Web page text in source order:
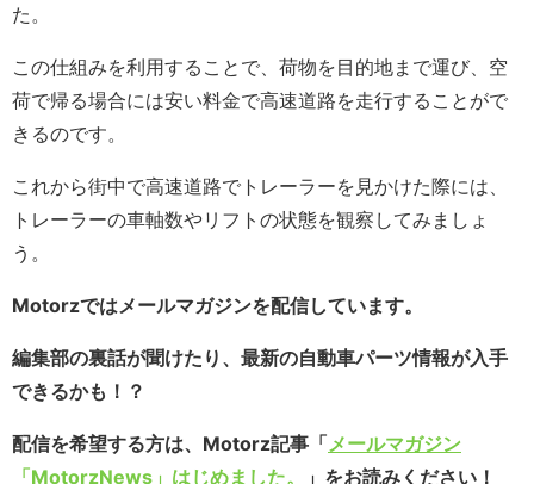
た。
この仕組みを利用することで、荷物を目的地まで運び、空
荷で帰る場合には安い料金で高速道路を走行することがで
きるのです。
これから街中で高速道路でトレーラーを見かけた際には、
トレーラーの車軸数やリフトの状態を観察してみましょ
う。
Motorzではメールマガジンを配信しています。
編集部の裏話が聞けたり、最新の自動車パーツ情報が入手
できるかも！？
配信を希望する方は、Motorz記事「メールマガジン
「MotorzNews」はじめました。
」をお読みください！